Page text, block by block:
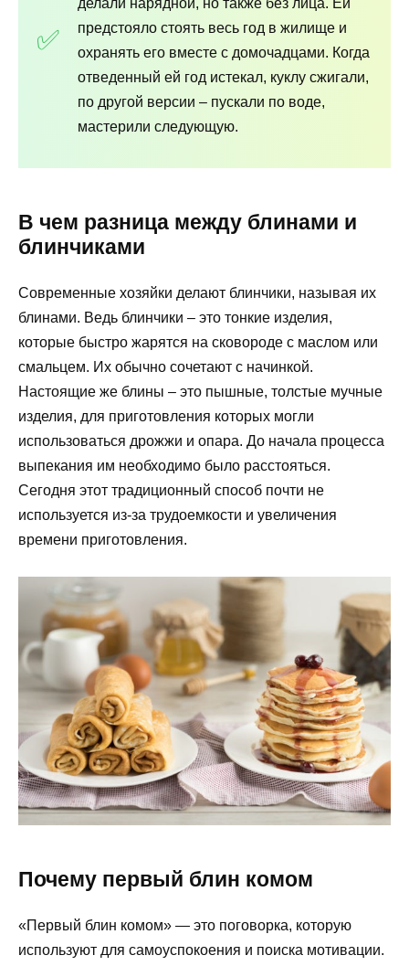
делали нарядной, но также без лица. Ей
предстояло стоять весь год в жилище и
охранять его вместе с домочадцами. Когда
отведенный ей год истекал, куклу сжигали,
по другой версии – пускали по воде,
мастерили следующую.
В чем разница между блинами и
блинчиками
Современные хозяйки делают блинчики, называя их
блинами. Ведь блинчики – это тонкие изделия,
которые быстро жарятся на сковороде с маслом или
смальцем. Их обычно сочетают с начинкой.
Настоящие же блины – это пышные, толстые мучные
изделия, для приготовления которых могли
использоваться дрожжи и опара. До начала процесса
выпекания им необходимо было расстояться.
Сегодня этот традиционный способ почти не
используется из-за трудоемкости и увеличения
времени приготовления.
Почему первый блин комом
«Первый блин комом» — это поговорка, которую
используют для самоуспокоения и поиска мотивации.